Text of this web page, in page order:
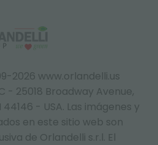
2026 www.orlandelli.us
- 25018 Broadway Avenue,
- USA. Las imágenes y
en este sitio web son
de Orlandelli s.r.l. El